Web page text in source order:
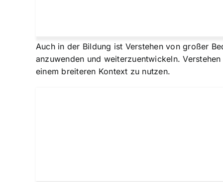
Auch in der Bildung ist Verstehen von großer
anzuwenden und weiterzuentwickeln.
einem breiteren Kontext zu nutzen.